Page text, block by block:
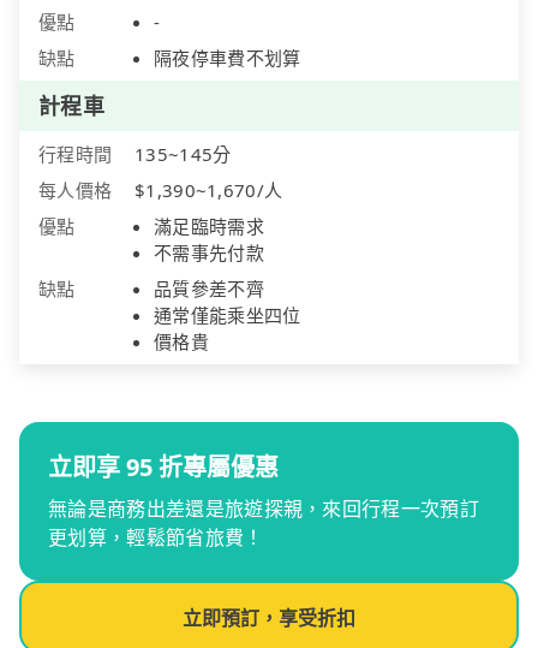
優點
-
缺點
隔夜停車費不划算
計程車
行程時間
135~145分
每人價格
$1,390~1,670/人
優點
滿足臨時需求
不需事先付款
缺點
品質參差不齊
通常僅能乘坐四位
價格貴
立即享 95 折專屬優惠
無論是商務出差還是旅遊探親，來回行程一次預訂
更划算，輕鬆節省旅費！
立即預訂，享受折扣